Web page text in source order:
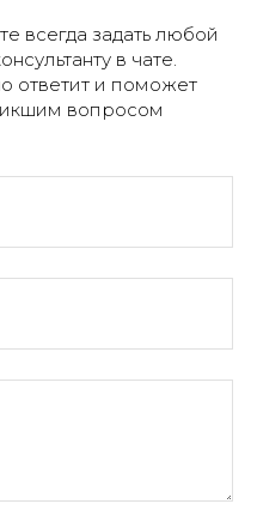
всегда задать любой
в чате.
ответит и поможет
вопросом